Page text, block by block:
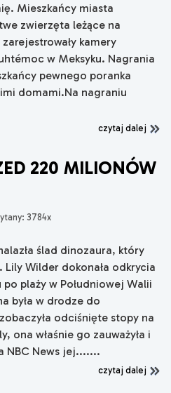
Mieszkańcy miasta
zwierzęta leżące na
kamery
w Meksyku. Nagrania
pewnego poranka
domami.Na nagraniu
czytaj dalej
220 MILIONÓW
3784x
ślad dinozaura, który
Wilder dokonała odkrycia
plaży w Południowej Walii
była w drodze do
odciśnięte stopy na
ona właśnie go zauważyła i
NBC News jej.......
czytaj dalej